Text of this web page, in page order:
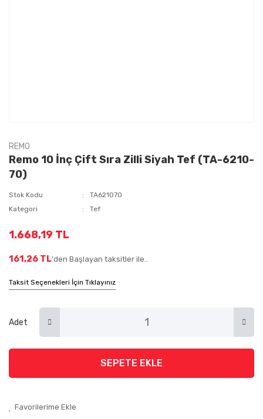
REMO
Remo 10 İnç Çift Sıra Zilli Siyah Tef (TA-6210-
70)
Stok Kodu
TA621070
Kategori
Tef
1.668,19 TL
161,26 TL'den Başlayan taksitler ile..
Taksit Seçenekleri İçin Tıklayınız
Adet
SEPETE EKLE